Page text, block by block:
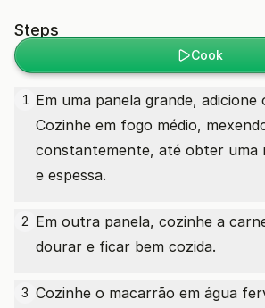
Steps
Cook
1 Em uma panela grande,
Cozinhe em fogo médio,
constantemente, até obter uma
e espessa.
2 Em outra panela, cozinhe a
dourar e ficar bem cozida.
3 Cozinhe o macarrão em água